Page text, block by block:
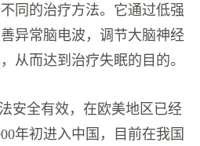
同的治疗方法。它通过低强
异常脑电波，调节大脑神经
从而达到治疗失眠的目的。
安全有效，在欧美地区已经
年初进入中国，目前在我国